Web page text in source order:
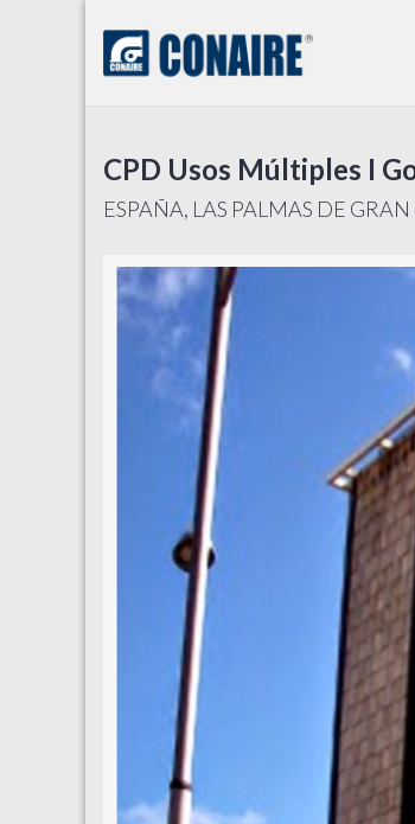
CPD Usos Múltiples I
ESPAÑA, LAS PALMAS DE